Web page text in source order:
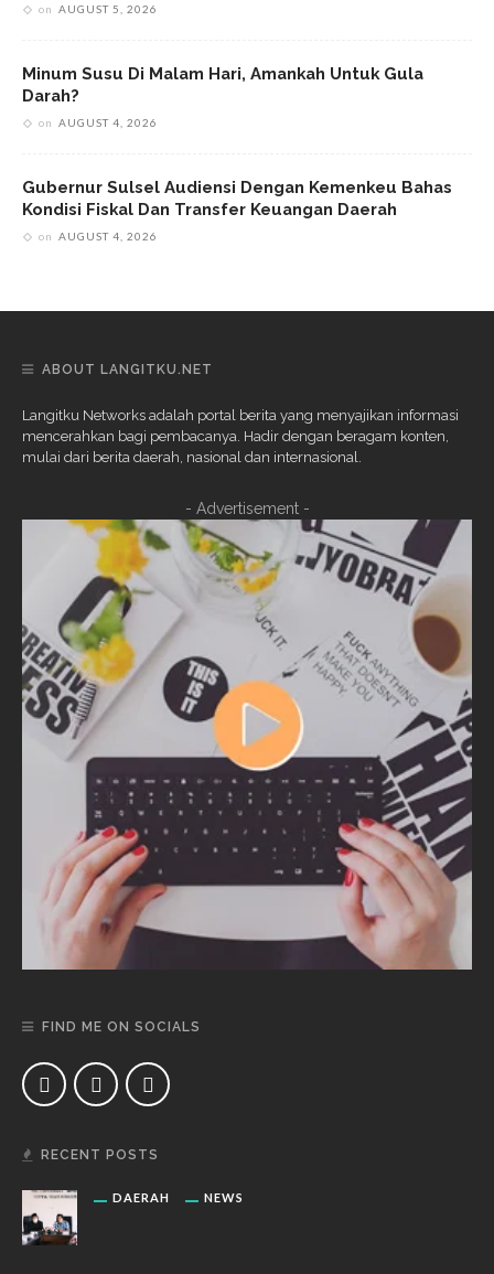
on AUGUST 5, 2026
Minum Susu Di Malam Hari, Amankah Untuk Gula
Darah?
on AUGUST 4, 2026
Gubernur Sulsel Audiensi Dengan Kemenkeu Bahas
Kondisi Fiskal Dan Transfer Keuangan Daerah
on AUGUST 4, 2026
ABOUT LANGITKU.NET
Langitku Networks adalah portal berita yang menyajikan informasi
mencerahkan bagi pembacanya. Hadir dengan beragam konten,
mulai dari berita daerah, nasional dan internasional.
- Advertisement -
FIND ME ON SOCIALS
RECENT POSTS
DAERAH NEWS